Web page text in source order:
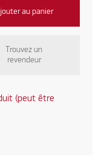
au panier
Trouvez un
revendeur
(peut être